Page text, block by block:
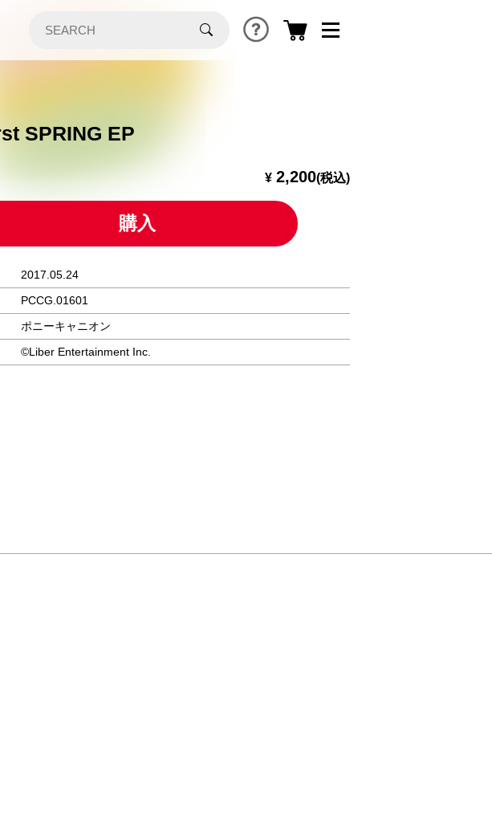
SPRING EP
¥ 2,200(税込)
購入
2017.05.24
PCCG.01601
ポニーキャニオン
©Liber Entertainment Inc.